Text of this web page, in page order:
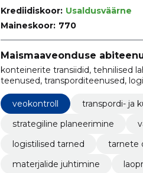
Krediidiskoor: Usaldusväärne
Maineskoor: 770
Maismaaveonduse
konteinerite transiidid, tehnilised
teenused, transporditeenused,
veokontroll
transpordi- ja
strategiline planeerimine
logistilised tarned
tarnete
materjalide juhtimine